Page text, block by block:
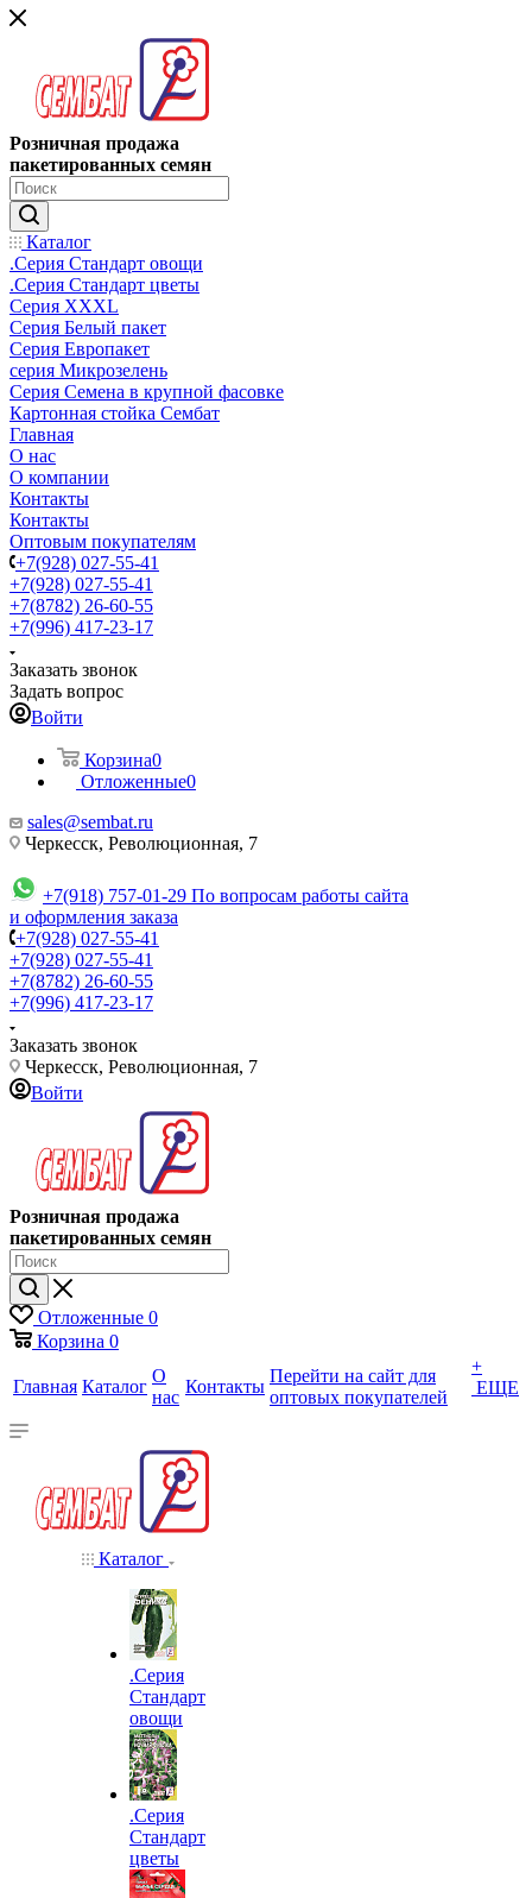
Розничная продажа
пакетированных семян
Каталог
.Серия Стандарт овощи
.Серия Стандарт цветы
Серия XXXL
Серия Белый пакет
Серия Европакет
серия Микрозелень
Серия Семена в крупной фасовке
Картонная стойка Сембат
Главная
О нас
О компании
Контакты
Контакты
Оптовым покупателям
+7(928) 027-55-41
+7(928) 027-55-41
+7(8782) 26-60-55
+7(996) 417-23-17
Заказать звонок
Задать вопрос
Войти
Корзина0
Отложенные0
sales@sembat.ru
Черкесск, Революционная, 7
+7(918) 757-01-29 По вопросам работы сайта
и оформления заказа
+7(928) 027-55-41
+7(928) 027-55-41
+7(8782) 26-60-55
+7(996) 417-23-17
Заказать звонок
Черкесск, Революционная, 7
Войти
Розничная продажа
пакетированных семян
Отложенные 0
Корзина 0
Главная Каталог
О
нас
Контакты
Перейти на сайт для
оптовых покупателей
+
ЕЩЕ
Каталог
.Серия
Стандарт
овощи
.Серия
Стандарт
цветы